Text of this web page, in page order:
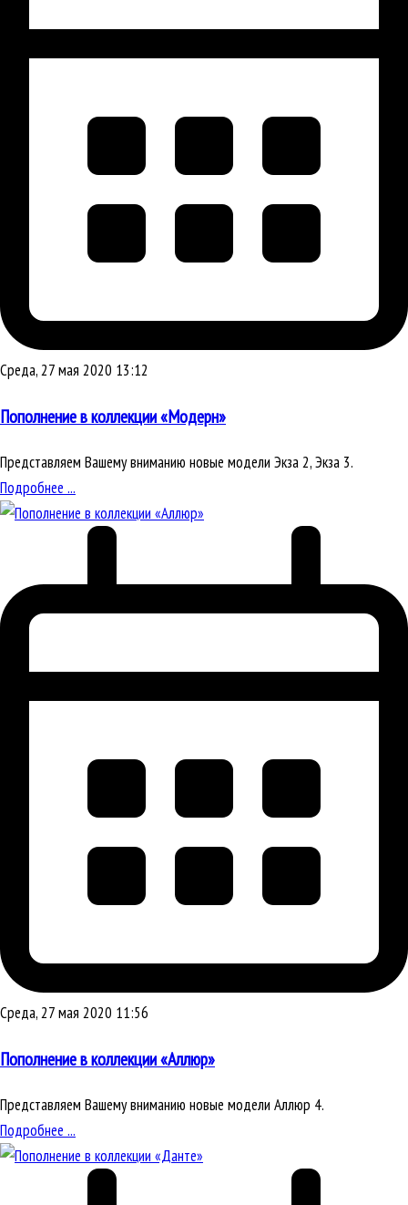
Среда, 27 мая 2020 13:12
Пополнение в коллекции «Модерн»
Представляем Вашему вниманию новые модели Экза 2, Экза 3.
Подробнее ...
Среда, 27 мая 2020 11:56
Пополнение в коллекции «Аллюр»
Представляем Вашему вниманию новые модели Аллюр 4.
Подробнее ...